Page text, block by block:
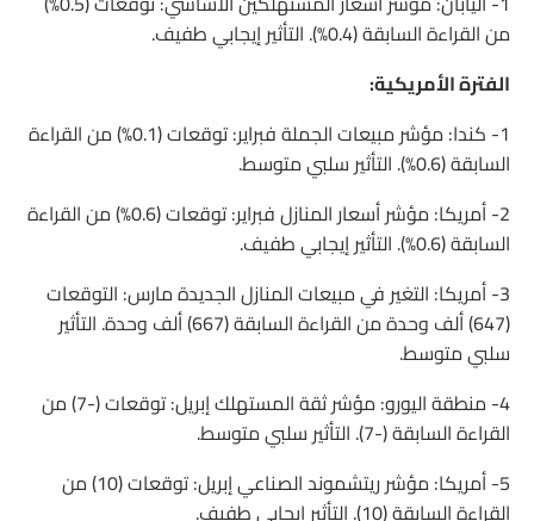
من القراءة السابقة (0.4%). التأثير إيجابي طفيف.
الفترة الأمريكية:
1- كندا: مؤشر مبيعات الجملة فبراير: توقعات (0.1%) من القراءة
السابقة (0.6%). التأثير سلبي متوسط.
2- أمريكا: مؤشر أسعار المنازل فبراير: توقعات (0.6%) من القراءة
السابقة (0.6%). التأثير إيجابي طفيف.
3- أمريكا: التغير في مبيعات المنازل الجديدة مارس: التوقعات
(647) ألف وحدة من القراءة السابقة (667) ألف وحدة. التأثير
سلبي متوسط.
4- منطقة اليورو: مؤشر ثقة المستهلك إبريل: توقعات (-7) من
القراءة السابقة (-7). التأثير سلبي متوسط.
5- أمريكا: مؤشر ريتشموند الصناعي إبريل: توقعات (10) من
القراءة السابقة (10). التأثير إيجابي طفيف.